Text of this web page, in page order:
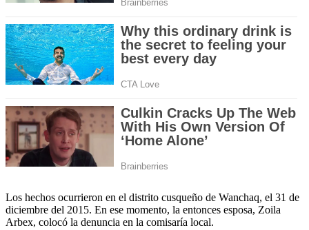
Los hechos ocurrieron en el distrito cusqueño de Wanchaq, el 31 de
diciembre del 2015. En ese momento, la entonces esposa, Zoila
Arbex, colocó la denuncia en la comisaría local.